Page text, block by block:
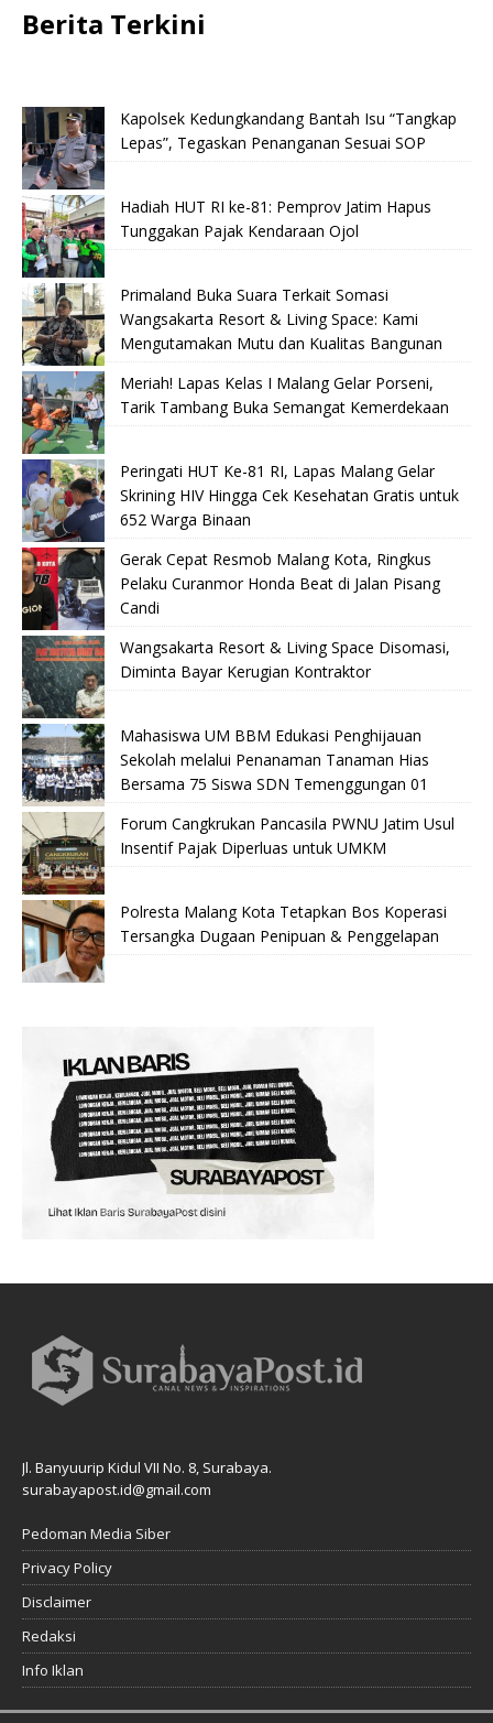
Berita Terkini
Kapolsek Kedungkandang Bantah Isu “Tangkap
Lepas”, Tegaskan Penanganan Sesuai SOP
Hadiah HUT RI ke-81: Pemprov Jatim Hapus
Tunggakan Pajak Kendaraan Ojol
Primaland Buka Suara Terkait Somasi
Wangsakarta Resort & Living Space: Kami
Mengutamakan Mutu dan Kualitas Bangunan
Meriah! Lapas Kelas I Malang Gelar Porseni,
Tarik Tambang Buka Semangat Kemerdekaan
Peringati HUT Ke-81 RI, Lapas Malang Gelar
Skrining HIV Hingga Cek Kesehatan Gratis untuk
652 Warga Binaan
Gerak Cepat Resmob Malang Kota, Ringkus
Pelaku Curanmor Honda Beat di Jalan Pisang
Candi
Wangsakarta Resort & Living Space Disomasi,
Diminta Bayar Kerugian Kontraktor
Mahasiswa UM BBM Edukasi Penghijauan
Sekolah melalui Penanaman Tanaman Hias
Bersama 75 Siswa SDN Temenggungan 01
Forum Cangkrukan Pancasila PWNU Jatim Usul
Insentif Pajak Diperluas untuk UMKM
Polresta Malang Kota Tetapkan Bos Koperasi
Tersangka Dugaan Penipuan & Penggelapan
Jl. Banyuurip Kidul VII No. 8, Surabaya.
surabayapost.id@gmail.com
Pedoman Media Siber
Privacy Policy
Disclaimer
Redaksi
Info Iklan